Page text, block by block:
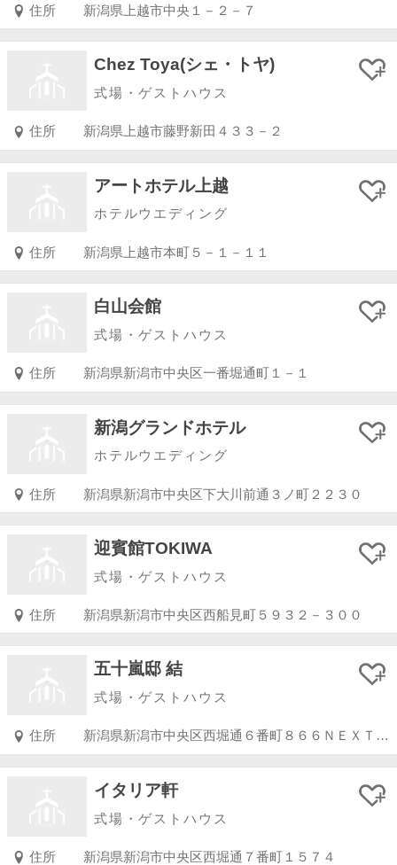
住所 新潟県上越市中央１－２－７
Chez Toya(シェ・トヤ)
式場・ゲストハウス
住所 新潟県上越市藤野新田４３３－２
アートホテル上越
ホテルウエディング
住所 新潟県上越市本町５－１－１１
白山会館
式場・ゲストハウス
住所 新潟県新潟市中央区一番堀通町１－１
新潟グランドホテル
ホテルウエディング
住所 新潟県新潟市中央区下大川前通３ノ町２２３０
迎賓館TOKIWA
式場・ゲストハウス
住所 新潟県新潟市中央区西船見町５９３２－３００
五十嵐邸 結
式場・ゲストハウス
住所 新潟県新潟市中央区西堀通６番町８６６ＮＥＸＴ２１１７Ｆ・１８Ｆ・１９Ｆ
イタリア軒
式場・ゲストハウス
住所 新潟県新潟市中央区西堀通７番町１５７４